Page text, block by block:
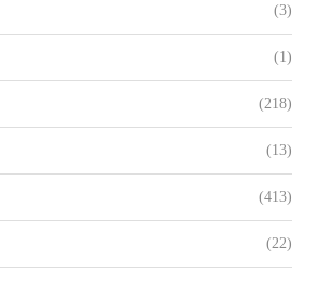
(3)
(1)
(218)
(13)
(413)
(22)